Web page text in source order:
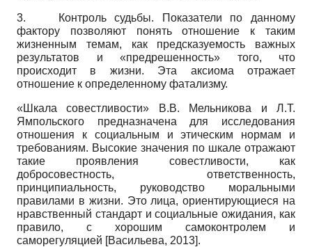
3.
Контроль судьбы. Показатели по данному
фактору позволяют понять отношение к таким
жизненным темам, как предсказуемость важных
результатов и «предрешенность» того, что
происходит в жизни. Эта аксиома отражает
отношение к определенному фатализму.
«Шкала совестливости» В.В. Мельни­кова и Л.Т.
Ямпольского предназначена для исследования
отношения к социальным и этическим нормам и
требованиям. Высокие значения по шкале отражают
такие проявления совестливости, как
добросовестность, ответственность,
принципиальность, руководство моральными
правилами в жизни. Это лица, ориентирующиеся на
нравственный стандарт и социальные ожидания, как
правило, с хорошим самоконтролем и
саморегуляцией [Васильева, 2013].